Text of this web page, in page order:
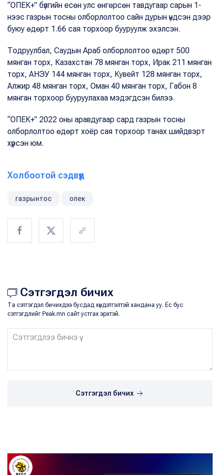
“ОПЕК+” бүлгийн есөн улс өнгөрсөн тавдугаар сарын 1-
нээс газрын тосны олборлолтоо сайн дурын үндсэн дээр
буюу өдөрт 1.66 сая торхоор бууруулж эхэлсэн.
Тодруулбал, Саудын Араб олборлолтоо өдөрт 500
мянган торх, Казахстан 78 мянган торх, Ирак 211 мянган
торх, АНЭУ 144 мянган торх, Кувейт 128 мянган торх,
Алжир 48 мянган торх, Оман 40 мянган торх, Габон 8
мянган торхоор бууруулахаа мэдэгдсэн билээ.
“ОПЕК+” 2022 оны аравдугаар сард газрын тосны
олборлолтоо өдөрт хоёр сая торхоор танах шийдвэрт
хүрсэн юм.
Холбоотой сэдвүүд
газрынтос опек
Сэтгэгдэл бичих
Та сэтгэгдэл бичихдээ бусдад хүндэтгэлтэй хандана уу. Ёс бус
сэтгэгдлийг Peak.mn сайт устгах эрхтэй.
Сэтгэгдэл бичих